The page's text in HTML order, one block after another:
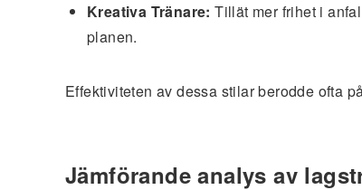
Kreativa Tränare: Tillät mer frihet i
planen.
Effektiviteten av dessa stilar berodde ofta
Jämförande analys av